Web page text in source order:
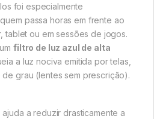
foi especialmente
passa horas em frente ao
tablet ou em sessões de jogos.
filtro de luz azul de alta
a luz nociva emitida por telas,
grau (lentes sem prescrição).
a reduzir drasticamente a